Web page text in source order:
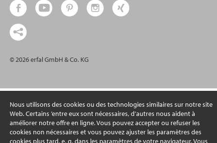
Nous utilisons des cookies ou des technologies similaires sur notre site
Web. Certains ’entre eux sont nécessaires, d’autres nous aident à
améliorer notre offre en ligne. Vous pouvez accepter ou refuser les
cookies non nécessaires et vous pouvez ajuster les paramètres des
cookies plus tard. e. g. dans les paramètres de votre navigateur. Vous
© 2026 erfal GmbH & Co. KG